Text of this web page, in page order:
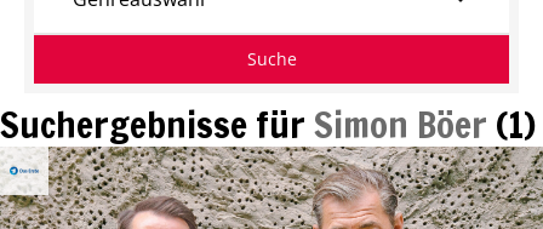
Suchergebnisse fürSimon Böer (1)
Suche